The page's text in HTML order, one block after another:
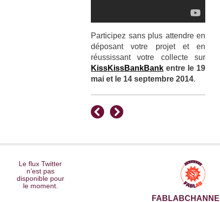
Participez sans plus attendre en
déposant votre projet et en
réussissant votre collecte sur
KissKissBankBank entre le 19
mai et le 14 septembre 2014.
Le flux Twitter
n’est pas
disponible pour
le moment.